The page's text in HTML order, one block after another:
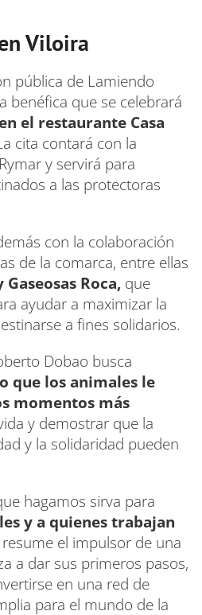
Viloira
pública de Lamiendo
benéfica que se celebrará
el restaurante Casa
cita contará con la
y servirá para
a las protectoras
con la colaboración
de la comarca, entre ellas
Roca, que
ayudar a maximizar la
a fines solidarios.
Dobao busca
que los animales le
momentos más
y demostrar que la
y la solidaridad pueden
hagamos sirva para
y a quienes trabajan
resume el impulsor de una
a dar sus primeros pasos,
en una red de
para el mundo de la